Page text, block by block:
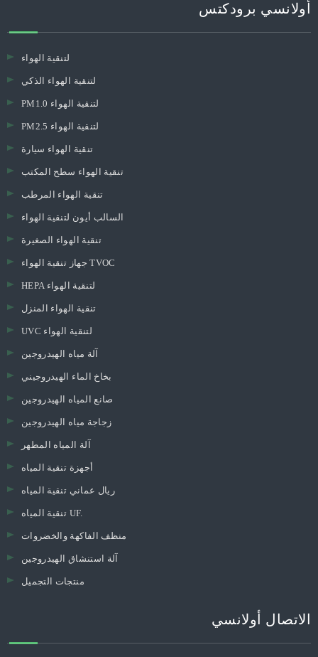
أولانسي برودكتس
لتنقية الهواء
لتنقية الهواء الذكي
PM1.0 لتنقية الهواء
PM2.5 لتنقية الهواء
تنقية الهواء سيارة
تنقية الهواء سطح المكتب
تنقية الهواء المرطب
السالب أيون لتنقية الهواء
تنقية الهواء الصغيرة
جهاز تنقية الهواء TVOC
HEPA لتنقية الهواء
تنقية الهواء المنزل
UVC لتنقية الهواء
آلة مياه الهيدروجين
بخاخ الماء الهيدروجيني
صانع المياه الهيدروجين
زجاجة مياه الهيدروجين
آلة المياه المطهر
أجهزة تنقية المياه
ريال عماني تنقية المياه
تنقية المياه UF.
منظف ​​الفاكهة والخضروات
آلة استنشاق الهيدروجين
منتجات التجميل
الاتصال أولانسي